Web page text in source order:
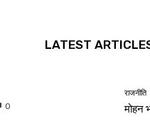
0
LATEST
राजनीति
मोहन